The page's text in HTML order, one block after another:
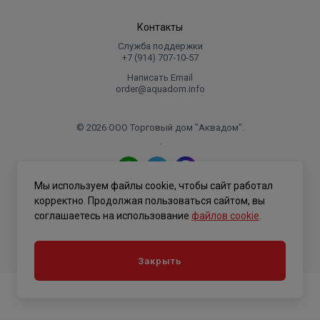
Контакты
Служба поддержки
+7 (914) 707‑10‑57
Написать Email
order@aquadom.info
© 2026 ООО Торговый дом "Аквадом".
.
Политика конфиденциальности
Мы используем файлы cookie, чтобы сайт работал
корректно. Продолжая пользоваться сайтом, вы
соглашаетесь на использование файлов cookie
Закрыть